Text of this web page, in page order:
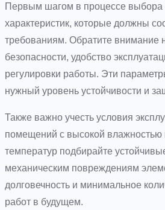
Первым шагом в процессе выбора
характеристик, которые должны
требованиям. Обратите внимание
безопасности, удобство
регулировки работы. Эти
нужный уровень устойчивости и
Также важно учесть условия
помещений с высокой влажностью
температур подбирайте
механическим повреждениям
долговечность и минимальное
работ в будущем.